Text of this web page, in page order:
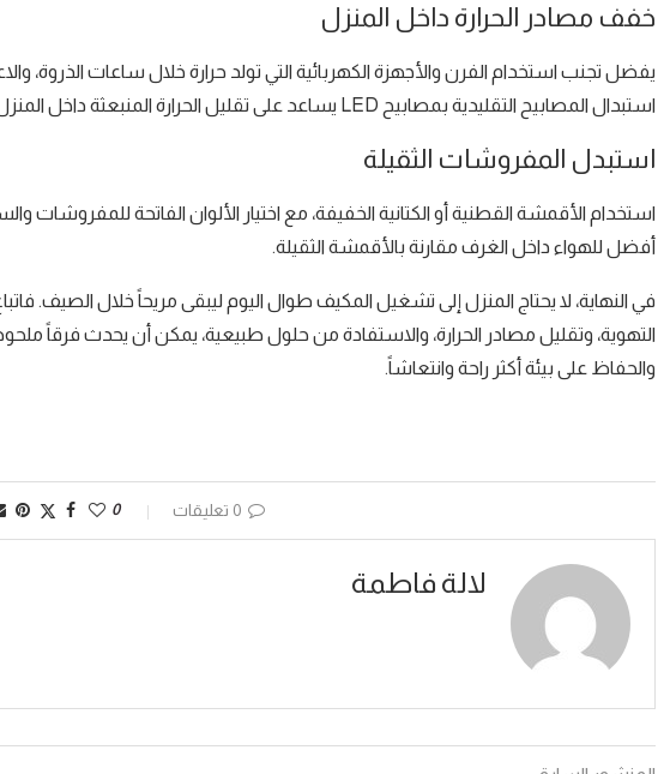
خفف مصادر الحرارة داخل المنزل
يفضل تجنب استخدام الفرن والأجهزة الكهربائية التي تولد حرارة خلال ساعات
استبدال المصابيح التقليدية بمصابيح LED يساعد على تقليل الحرارة المنبعثة داخل المنزل، فضلاً عن ترشيد استهلاك الطاقة.
استبدل المفروشات الثقيلة
استخدام الأقمشة القطنية أو الكتانية الخفيفة، مع اختيار الألوان الفاتحة للمفروشات
أفضل للهواء داخل الغرف مقارنة بالأقمشة الثقيلة.
في النهاية، لا يحتاج المنزل إلى تشغيل المكيف طوال اليوم ليبقى مريحاً خلال
التهوية، وتقليل مصادر الحرارة، والاستفادة من حلول طبيعية، يمكن أن يحدث فرقاً
والحفاظ على بيئة أكثر راحة وانتعاشاً.
0 تعليقات 0
لالة فاطمة